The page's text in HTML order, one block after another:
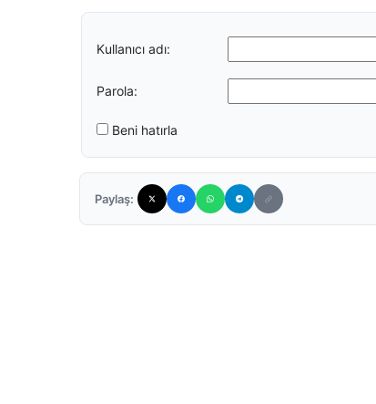
Kullanıcı adı:
Parola:
Beni hatırla
Paylaş: